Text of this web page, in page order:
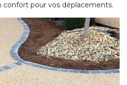
confort pour vos déplacements.